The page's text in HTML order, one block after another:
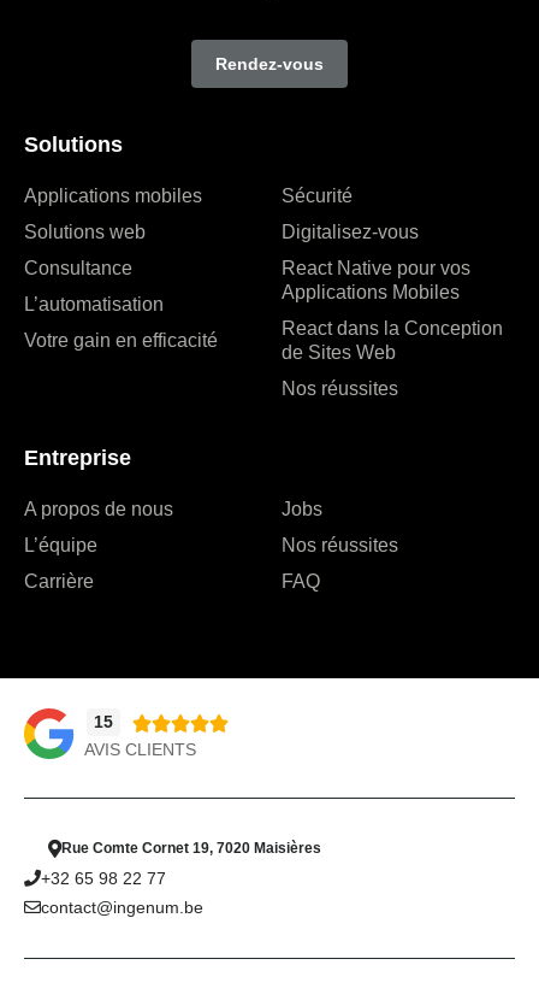
Solutions
Applications mobiles
Solutions web
Consultance
L’automatisation
Votre gain en efficacité
Sécurité
Digitalisez-vous
React Native pour vos
Applications Mobiles
React dans la Conception
de Sites Web
Nos réussites
Entreprise
A propos de nous
L’équipe
Carrière
Jobs
Nos réussites
FAQ
Rendez-vous
15 
AVIS CLIENTS
Rue Comte Cornet 19, 7020 Maisières
+32 65 98 22 77
contact@ingenum.be